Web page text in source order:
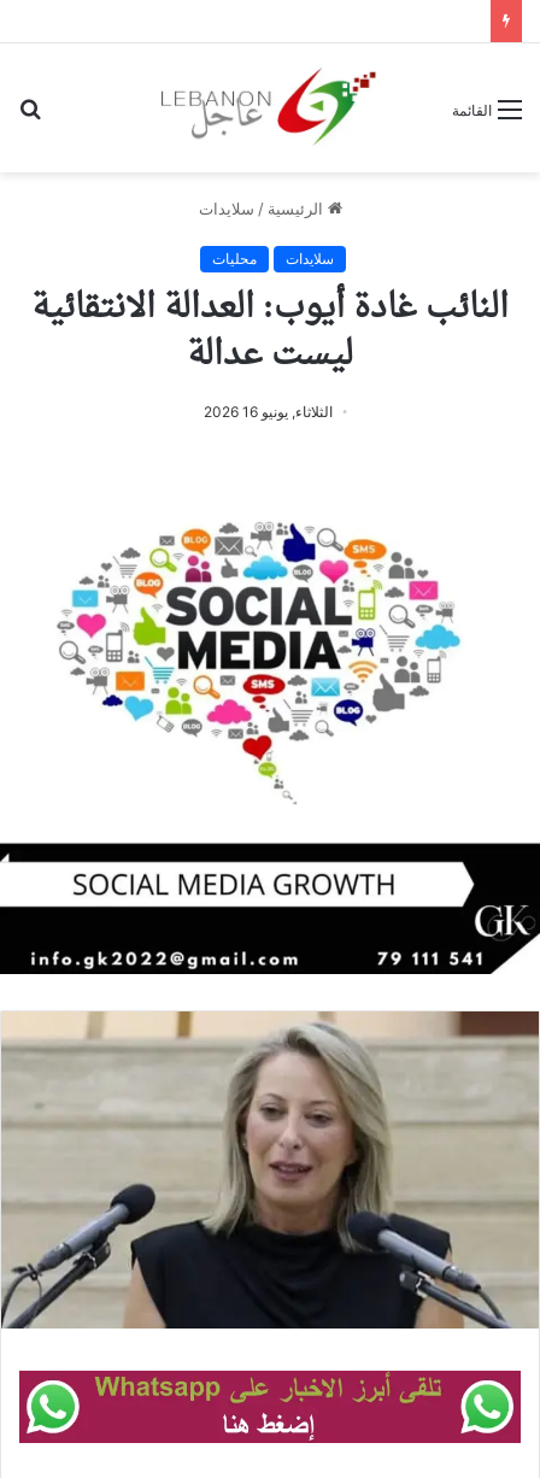
القائمة
الرئيسية / سلايدات
سلايدات محليات
النائب غادة أيوب: العدالة الانتقائية
ليست عدالة
الثلاثاء, يونيو 16 2026